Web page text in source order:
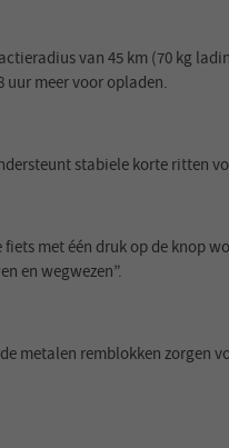
van 45 km (70 kg
uur meer voor opladen.
stabiele korte ritten
met één druk op de knop
en wegwezen”.
metalen remblokken